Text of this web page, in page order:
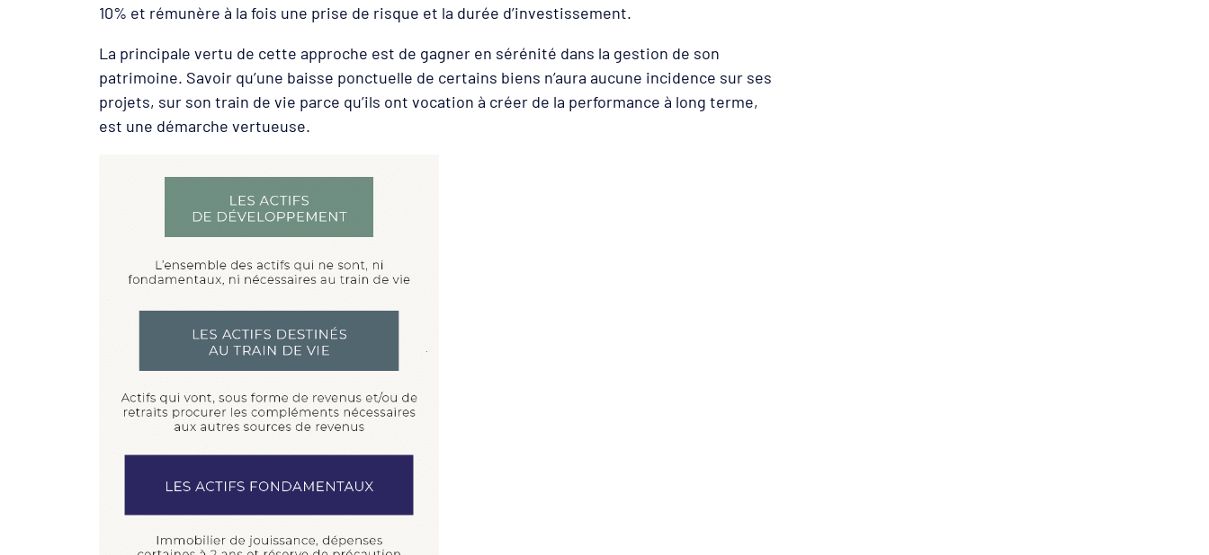
10% et rémunère à la fois une prise de risque et la durée d’investissement.
La principale vertu de cette approche est de gagner en sérénité dans la gestion de son
patrimoine. Savoir qu’une baisse ponctuelle de certains biens n’aura aucune incidence sur ses
projets, sur son train de vie parce qu’ils ont vocation à créer de la performance à long terme,
est une démarche vertueuse.